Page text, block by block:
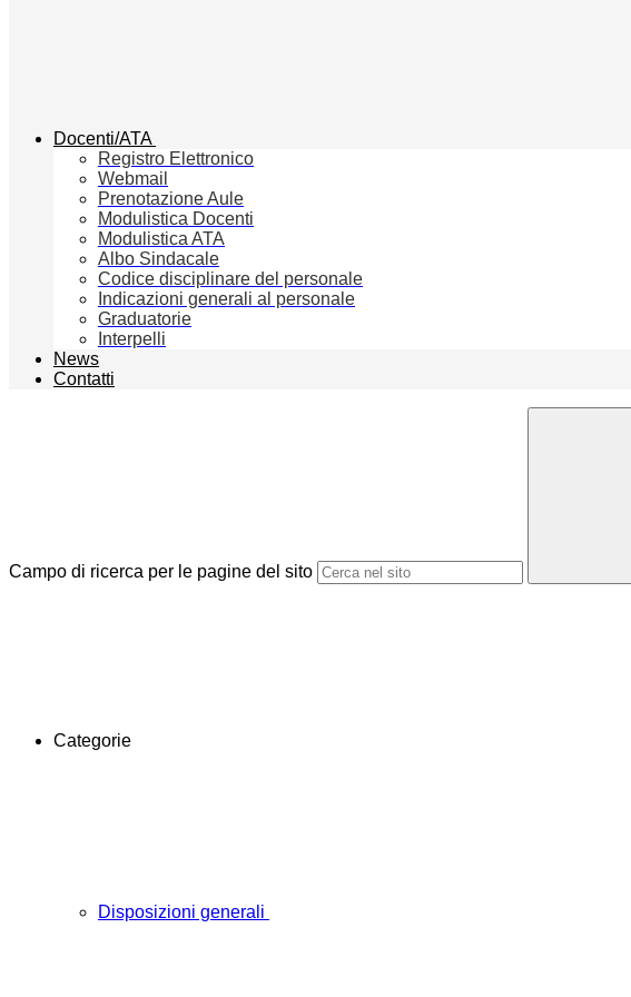
Docenti/ATA
Registro Elettronico
Webmail
Prenotazione Aule
Modulistica Docenti
Modulistica ATA
Albo Sindacale
Codice disciplinare del personale
Indicazioni generali al personale
Graduatorie
Interpelli
News
Contatti
Campo di ricerca per le pagine del sito
Categorie
Disposizioni generali